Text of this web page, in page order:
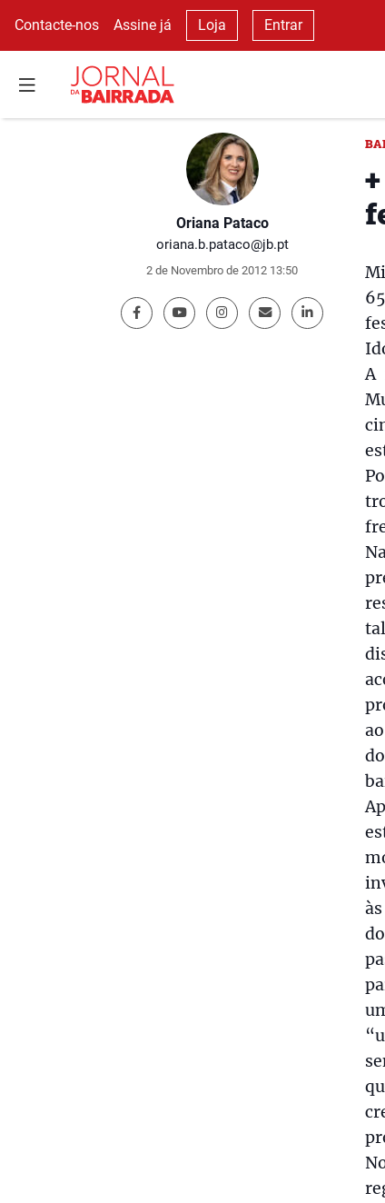
Contacte-nos Assine já Loja Entrar
Oriana Pataco
oriana.b.pataco@jb.pt
2 de Novembro de 2012 13:50
A